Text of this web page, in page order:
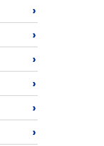
›
›
›
›
›
›